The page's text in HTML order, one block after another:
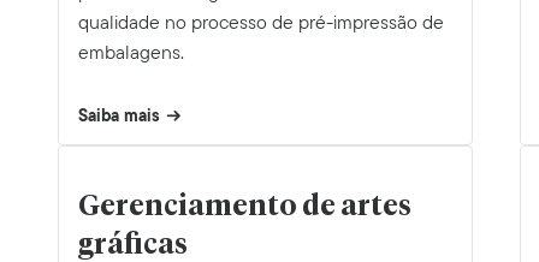
qualidade no processo de pré-impressão de
embalagens.
Saiba mais
Gerenciamento de artes
gráficas